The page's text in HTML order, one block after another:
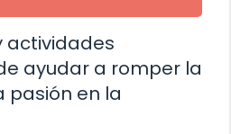
actividades
ayudar a romper la
pasión en la